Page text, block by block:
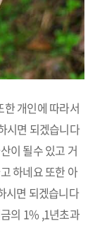
개인에 따라서
시면 되겠습니다
이 될수 있고 거
하네요 또한 아
시면 되겠습니다
의 1% ,1년초과